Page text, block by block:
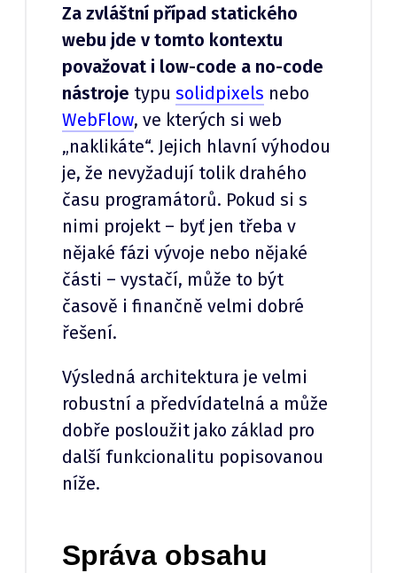
Za zvláštní případ statického
webu jde v tomto kontextu
považovat i low-code a no-code
nástroje typu solidpixels nebo
WebFlow, ve kterých si web
„naklikáte“. Jejich hlavní výhodou
je, že nevyžadují tolik drahého
času programátorů. Pokud si s
nimi projekt – byť jen třeba v
nějaké fázi vývoje nebo nějaké
části – vystačí, může to být
časově i finančně velmi dobré
řešení.
Výsledná architektura je velmi
robustní a předvídatelná a může
dobře posloužit jako základ pro
další funkcionalitu popisovanou
níže.
Správa obsahu